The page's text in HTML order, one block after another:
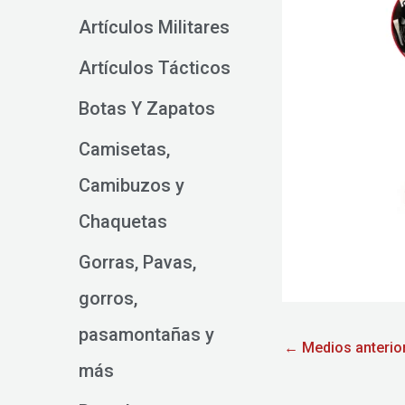
Artículos Militares
Artículos Tácticos
Botas Y Zapatos
Camisetas,
Camibuzos y
Chaquetas
Gorras, Pavas,
gorros,
pasamontañas y
más
← Medios